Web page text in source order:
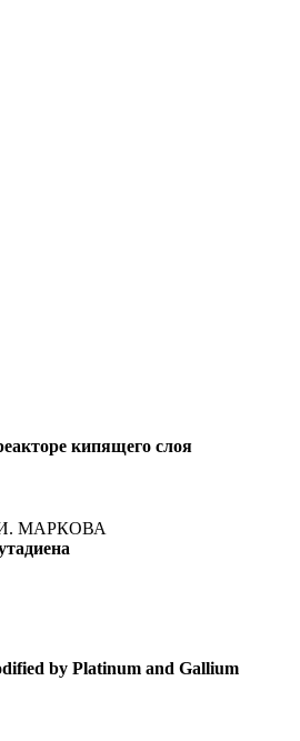
кипящего слоя
МАРКОВА
by Platinum and Gallium